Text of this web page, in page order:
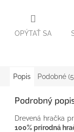
OPÝTAŤ SA
Popis Podobné
Podrobný
Drevená hračka
100% prírodná